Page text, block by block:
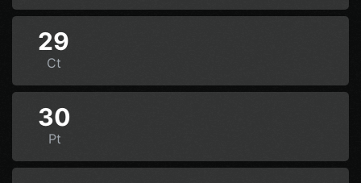
29
Ct
30
Pt